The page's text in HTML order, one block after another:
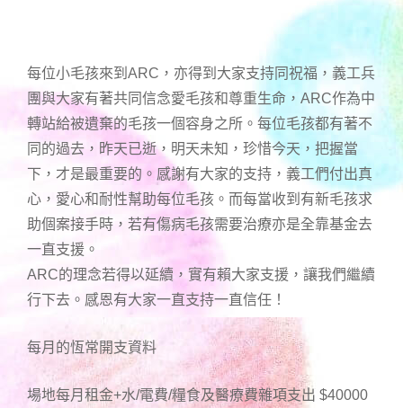
每位小毛孩來到ARC，亦得到大家支持同祝福，義工兵
團與大家有著共同信念愛毛孩和尊重生命，ARC作為中
轉站給被遺棄的毛孩一個容身之所。每位毛孩都有著不
同的過去，昨天已逝，明天未知，珍惜今天，把握當
下，才是最重要的。感謝有大家的支持，義工們付出真
心，愛心和耐性幫助每位毛孩。而每當收到有新毛孩求
助個案接手時，若有傷病毛孩需要治療亦是全靠基金去
一直支援。
ARC的理念若得以延續，實有賴大家支援，讓我們繼續
行下去。感恩有大家一直支持一直信任！
每月的恆常開支資料
場地每月租金+水/電費/糧食及醫療費雜項支出 $40000